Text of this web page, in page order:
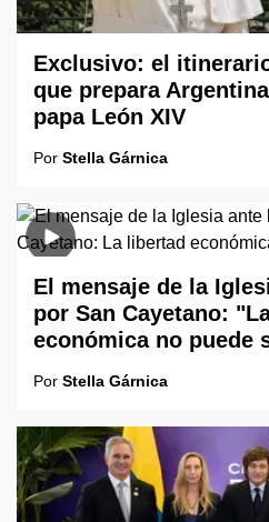
Exclusivo: el
que prepara
papa León XIV
Por Stella Gárnica
El mensaje de la
por San Cayetano:
económica no puede
Por Stella Gárnica